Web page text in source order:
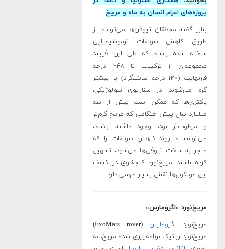
پروژه‌های اعزام انسان به ماه و مریخ
بنابر گفته محققان تیوفن‌ها می‌توانند از
طریق کاهش سولفات ترموشیمیایی
ساخته شده باشند که طی این فرایند
مجموعه‌ای از ترکیبات تا ۲۴۸ درجه
فارنهایت (۱۲۰ درجه سانتیگراد) یا بیشتر
گرم می‌شوند. در سناریوی بیولوژیکی،
باکتری‌ها که ممکن است بیش از سه
میلیارد سال پیش هنگامی که مریخ گرم‌تر
و مرطوب‌تر بود، وجود داشته باشند،
می‌توانستند روند کاهش سولفات را که
منجر به ساخت تیوفن‌ها می‌شود، تسهیل
کرده باشند. مریخ‌نورد کنجکاوی در کشف
این مولکول‌ها نقش بسیار مهمی دارد.
مریخ‌نورد «اگزومارس»
مریخ‌نورد اگزومارس
(ExoMars rover)
مریخ‌نورد رباتیک برنامه‌ریزی شده مریخ، به